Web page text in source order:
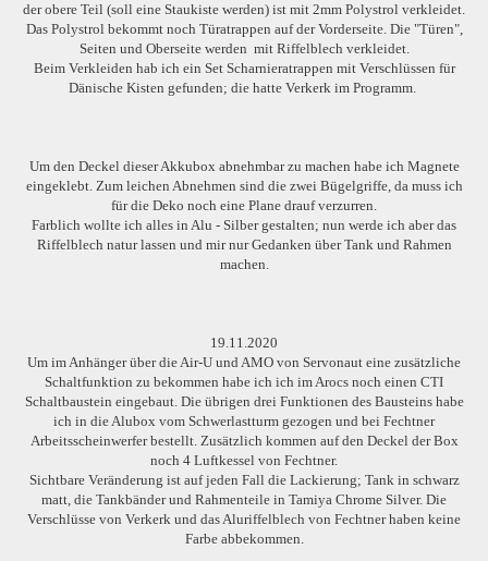
der obere Teil (soll eine Staukiste werden) ist mit 2mm Polystrol verkleidet.
Das Polystrol bekommt noch Türatrappen auf der Vorderseite. Die "Türen",
Seiten und Oberseite werden mit Riffelblech verkleidet.
Beim Verkleiden hab ich ein Set Scharnieratrappen mit Verschlüssen für
Dänische Kisten gefunden; die hatte Verkerk im Programm.
Um den Deckel dieser Akkubox abnehmbar zu machen habe ich Magnete
eingeklebt. Zum leichen Abnehmen sind die zwei Bügelgriffe, da muss ich
für die Deko noch eine Plane drauf verzurren.
Farblich wollte ich alles in Alu - Silber gestalten; nun werde ich aber das
Riffelblech natur lassen und mir nur Gedanken über Tank und Rahmen
machen.
19.11.2020
Um im Anhänger über die Air-U und AMO von Servonaut eine zusätzliche
Schaltfunktion zu bekommen habe ich ich im Arocs noch einen CTI
Schaltbaustein eingebaut. Die übrigen drei Funktionen des Bausteins habe
ich in die Alubox vom Schwerlastturm gezogen und bei Fechtner
Arbeitsscheinwerfer bestellt. Zusätzlich kommen auf den Deckel der Box
noch 4 Luftkessel von Fechtner.
Sichtbare Veränderung ist auf jeden Fall die Lackierung; Tank in schwarz
matt, die Tankbänder und Rahmenteile in Tamiya Chrome Silver. Die
Verschlüsse von Verkerk und das Aluriffelblech von Fechtner haben keine
Farbe abbekommen.